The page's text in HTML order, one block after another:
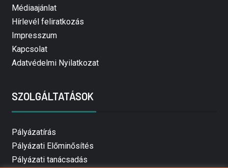
Médiaajánlat
Hírlevél feliratkozás
Impresszum
Kapcsolat
Adatvédelmi Nyilatkozat
SZOLGÁLTATÁSOK
Pályázatírás
Pályázati Előminősítés
Pályázati tanácsadás